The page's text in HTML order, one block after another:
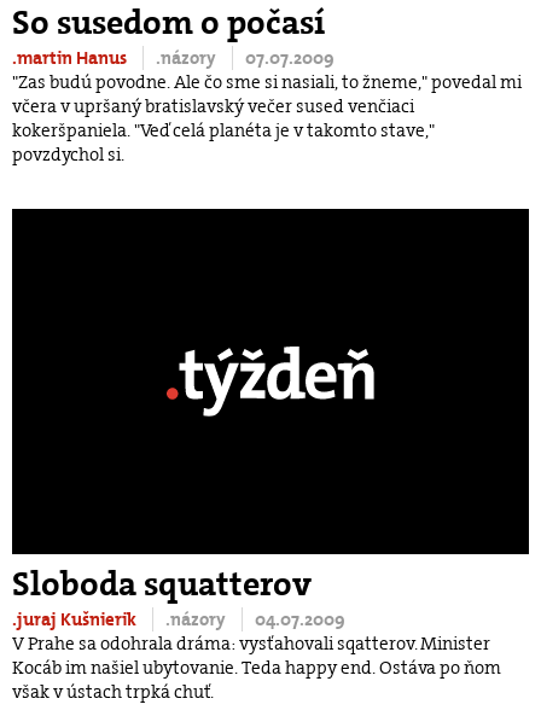
So susedom o počasí
.martin Hanus .názory
07.07.2009
"Zas budú povodne. Ale čo sme si nasiali, to žneme," povedal mi
včera v upršaný bratislavský večer sused venčiaci
kokeršpaniela. "Veď celá planéta je v takomto stave,"
povzdychol si.
Sloboda squatterov
.juraj Kušnierik .názory
04.07.2009
V Prahe sa odohrala dráma: vysťahovali sqatterov. Minister
Kocáb im našiel ubytovanie. Teda happy end. Ostáva po ňom
však v ústach trpká chuť.